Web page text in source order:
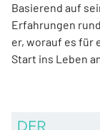
Basierend auf
Erfahrungen
er, worauf es für
Start ins Leben